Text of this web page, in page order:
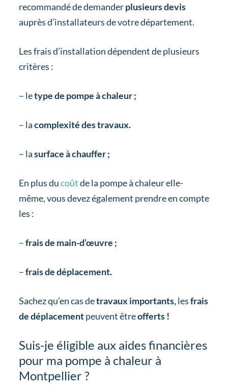
recommandé de demanderplusieurs devis
auprès d’installateurs de votre département.
Les frais d’installation dépendent de plusieurs
critères :
– letype de pompe à chaleur ;
– lacomplexité des travaux.
– lasurface à chauffer ;
En plus ducoûtde la pompe à chaleur elle-
même, vous devez également prendre en compte
les :
–frais de main-d’œuvre ;
–frais de déplacement.
Sachez qu’en cas detravaux importants,lesfrais
de déplacementpeuvent êtreofferts !
Suis-je éligible aux aides financières
pour ma pompe à chaleur à
Montpellier ?